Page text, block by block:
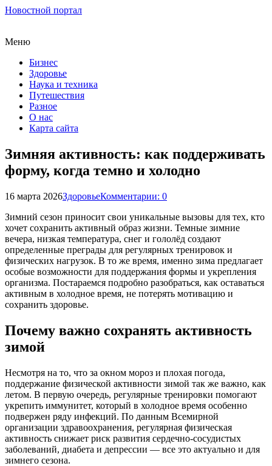
Новостной портал
Меню
Бизнес
Здоровье
Наука и техника
Путешествия
Разное
О нас
Карта сайта
Зимняя активность: как поддерживать
форму, когда темно и холодно
16 марта 2026ЗдоровьеКомментарии: 0
Зимний сезон приносит свои уникальные вызовы для тех, кто
хочет сохранить активный образ жизни. Темные зимние
вечера, низкая температура, снег и гололёд создают
определенные преграды для регулярных тренировок и
физических нагрузок. В то же время, именно зима предлагает
особые возможности для поддержания формы и укрепления
организма. Постараемся подробно разобраться, как оставаться
активным в холодное время, не потерять мотивацию и
сохранить здоровье.
Почему важно сохранять активность
зимой
Несмотря на то, что за окном мороз и плохая погода,
поддержание физической активности зимой так же важно, как
летом. В первую очередь, регулярные тренировки помогают
укрепить иммунитет, который в холодное время особенно
подвержен ряду инфекций. По данным Всемирной
организации здравоохранения, регулярная физическая
активность снижает риск развития сердечно-сосудистых
заболеваний, диабета и депрессии — все это актуально и для
зимнего сезона.